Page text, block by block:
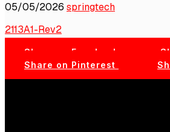
05/05/2026 springtech
2113A1-Rev2
Share on Facebook
Share on Pinterest